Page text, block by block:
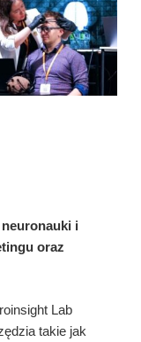
i
oraz
Lab
takie jak